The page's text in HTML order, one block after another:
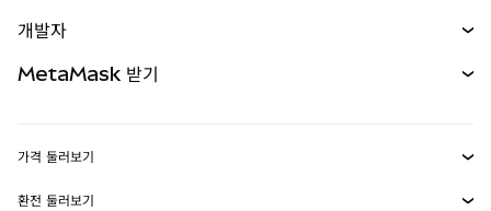
무기한 선물
실물자산
개발자
MetaMask 받기
가격 둘러보기
환전 둘러보기